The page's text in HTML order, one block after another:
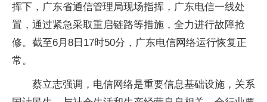
挥下，广东省通信管理局现场指挥，广东电信一线处
置，通过紧急采取重启链路等措施，全力进行故障抢
修。截至6月8日17时50分，广东电信网络运行恢复正
常。
蔡立志强调，电信网络是重要信息基础设施，关系